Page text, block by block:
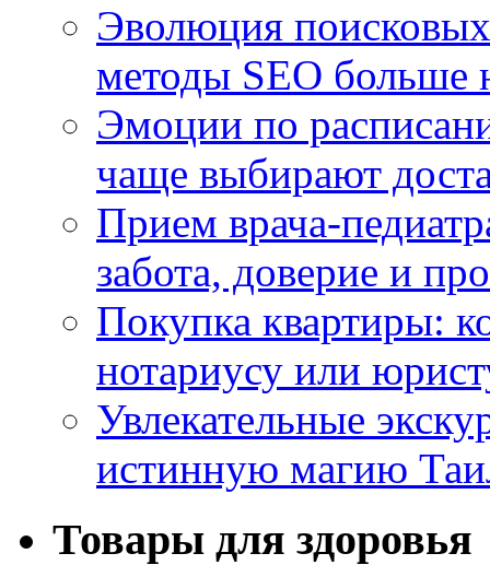
Эволюция
методы SEO больше
Эмоции по
чаще выбирают
Прием врача-
забота, доверие и
Покупка квартиры:
нотариусу или
Увлекательные
истинную магию
Товары для здоровья